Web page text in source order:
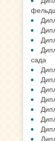
сада